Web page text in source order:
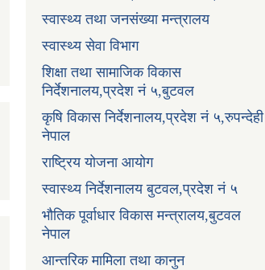
स्वास्थ्य तथा जनसंख्या मन्त्रालय
स्वास्थ्य सेवा विभाग
शिक्षा तथा सामाजिक विकास
निर्देशनालय,प्रदेश नं ५,बुटवल
कृषि विकास निर्देशनालय,प्रदेश नं ५,रुपन्देही
नेपाल
राष्ट्रिय योजना आयोग
स्वास्थ्य निर्देशनालय बुटवल,प्रदेश नं ५
भौतिक पूर्वाधार विकास मन्त्रालय,बुटवल
नेपाल
आन्तरिक मामिला तथा कानुन